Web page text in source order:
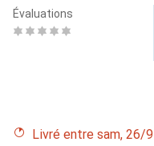
Évaluations
Livré entre sam,